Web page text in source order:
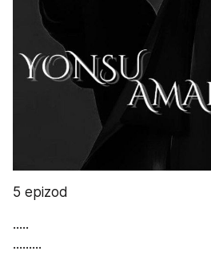
5 epizod
.....
.........